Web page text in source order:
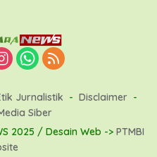
Jurnalistik
Disclaimer
Siber
2025 / Desain Web -> PTMBI